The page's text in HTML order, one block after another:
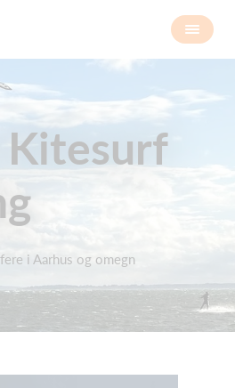
Kitesurf
i Aarhus og omegn